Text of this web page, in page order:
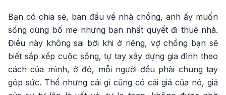
Bạn có chia sẻ, ban đầu về nhà chồng, anh ấy muốn
sống cùng bố mẹ nhưng bạn nhất quyết đi thuê nhà.
Điều này không sai bởi khi ở riêng, vợ chồng bạn sẽ
biết sắp xếp cuộc sống, tự tay xây dựng gia đình theo
cách của mình, ở đó, mỗi người đều phải chung tay
góp sức. Thế nhưng cái gì cũng có cái giá của nó, giá